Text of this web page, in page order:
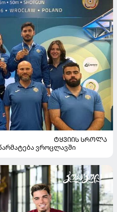
ᲢᲧᲕᲘᲘᲡ ᲡᲠᲝᲚᲐ
ვროცლავში